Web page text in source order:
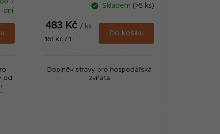
dní.
od
Skladem (>5 ks)
483 Kč / ks
Měrná
161 Kč / 1 l
Do košíku
Doplněk stravy pro hospodářská
zvířata